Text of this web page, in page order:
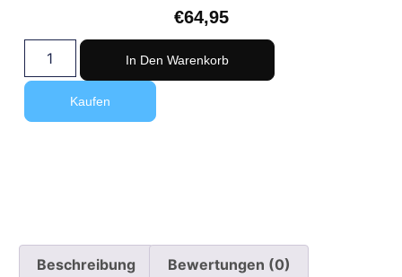
€64,95
In Den Warenkorb
Kaufen
Beschreibung Bewertungen (0)